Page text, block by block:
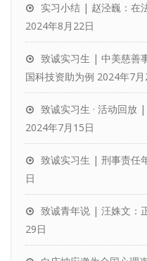
实习小结 | 赵泾巍：在
2024年8月22日
致诚实习生 | 中美慈善
国科技资助为例 2024年7月
致诚实习生 · 活动回放
2024年7月15日
致诚实习生 | 刑事责任
日
致诚青年说 | 汪姝文：
29日